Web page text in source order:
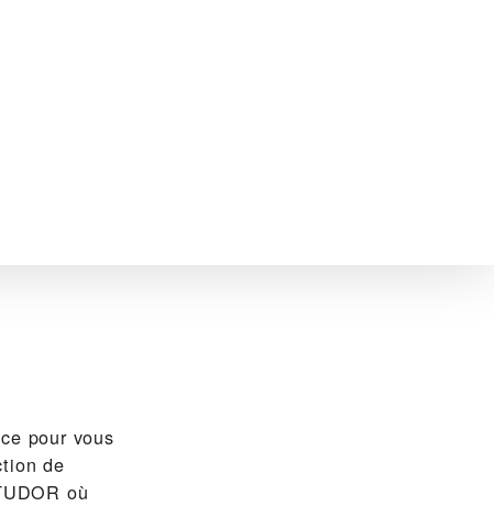
pour vous
de
où